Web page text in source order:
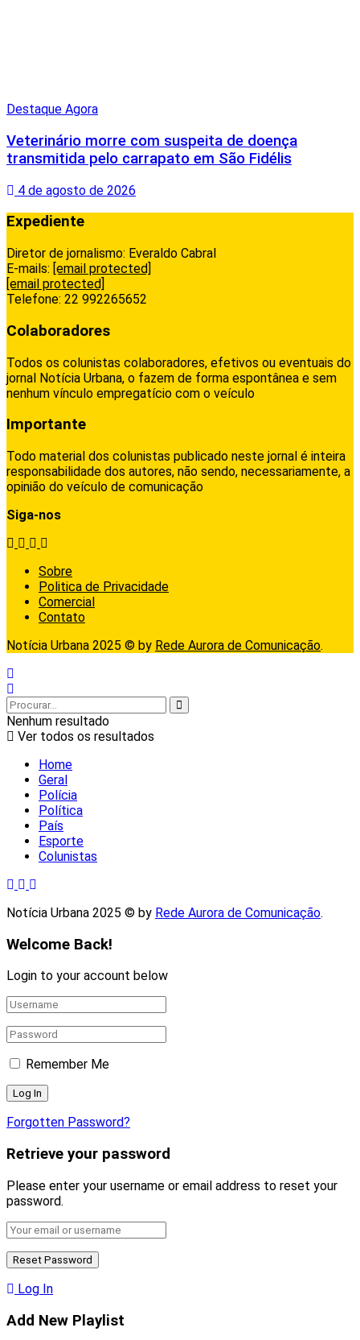
Destaque Agora
Veterinário morre com suspeita de doença
transmitida pelo carrapato em São Fidélis
4 de agosto de 2026
Expediente
Diretor de jornalismo: Everaldo Cabral
E-mails: [email protected]
[email protected]
Telefone: 22 992265652
Colaboradores
Todos os colunistas colaboradores, efetivos ou eventuais do
jornal Notícia Urbana, o fazem de forma espontânea e sem
nenhum vínculo empregatício com o veículo
Importante
Todo material dos colunistas publicado neste jornal é inteira
responsabilidade dos autores, não sendo, necessariamente, a
opinião do veículo de comunicação
Siga-nos
Sobre
Politica de Privacidade
Comercial
Contato
Notícia Urbana 2025 © by Rede Aurora de Comunicação.
Nenhum resultado
Ver todos os resultados
Home
Geral
Polícia
Política
País
Esporte
Colunistas
Notícia Urbana 2025 © by Rede Aurora de Comunicação.
Welcome Back!
Login to your account below
Remember Me
Forgotten Password?
Retrieve your password
Please enter your username or email address to reset your
password.
Log In
Add New Playlist